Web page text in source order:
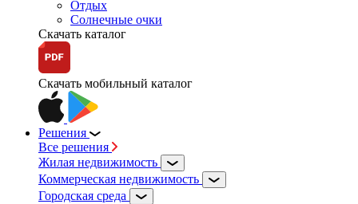
Отдых
Солнечные очки
Скачать каталог
Скачать мобильный каталог
Решения
Все решения
Жилая недвижимость
Коммерческая недвижимость
Городская среда